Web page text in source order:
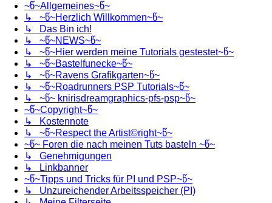
~წ~Allgemeines~წ~
↳ ~წ~Herzlich Willkommen~წ~
↳ Das Bin ich!
↳ ~წ~NEWS~წ~
↳ ~წ~Hier werden meine Tutorials gestestet~წ~
↳ ~წ~Bastelfunecke~წ~
↳ ~წ~Ravens Grafikgarten~წ~
↳ ~წ~Roadrunners PSP Tutorials~წ~
↳ ~წ~ knirisdreamgraphics-pfs-psp~წ~
~წ~Copyright~წ~
↳ Kostennote
↳ ~წ~Respect the Artist©right~წ~
~წ~ Foren die nach meinen Tuts basteln ~წ~
↳ Genehmigungen
↳ Linkbanner
~წ~Tipps und Tricks für PI und PSP~წ~
↳ Unzureichender Arbeitsspeicher (PI)